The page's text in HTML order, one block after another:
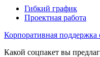
Гибкий график
Проектная работа
Корпоративная поддержка
Какой соцпакет вы